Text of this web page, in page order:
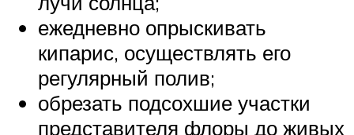
ежедневно опрыскивать
кипарис, осуществлять его
регулярный полив;
обрезать подсохшие участки
представителя флоры до живых